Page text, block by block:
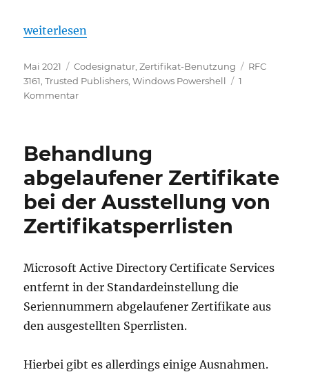
„Codesignatur für PowerShell Scriptdateien“
weiterlesen
Veröffentlicht
am
Mai 2021 Kategorien
Codesignatur ,Zertifikat-Benutzung Schlagwörter
RFC
3161 ,Trusted Publishers ,Windows Powershell
1
Kommentarzu
Scriptdateien
Behandlung
abgelaufener Zertifikate
bei der Ausstellung von
Zertifikatsperrlisten
Microsoft Active Directory Certificate Services
entfernt in der Standardeinstellung die
Seriennummern abgelaufener Zertifikate aus
den ausgestellten Sperrlisten.
Hierbei gibt es allerdings einige Ausnahmen.